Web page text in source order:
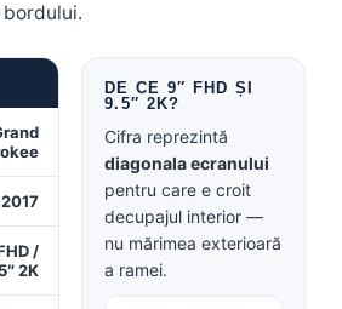
/
2K
DE CE 9″ FHD ȘI
9.5″ 2K?
Cifra reprezintă
diagonala ecranului
pentru care e croit
decupajul interior —
nu mărimea exterioară
a ramei.